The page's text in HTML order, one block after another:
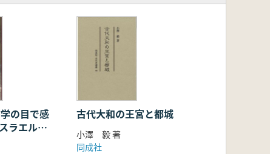
の目で感
ラエルの
、宗教
古代大和の王宮と都城
小澤 毅 著
同成社